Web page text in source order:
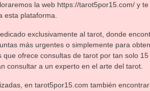
la web https://tarot5por15.com/ y
esta plataforma.
exclusivamente al tarot, donde
más urgentes o simplemente para
ofrece consultas de tarot por tan solo
consultar a un experto en el arte del tarot.
en tarot5por15.com también